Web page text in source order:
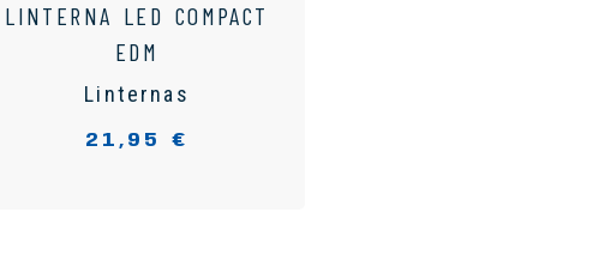
LINTERNA LED COMPACT
EDM
Linternas
21,95 €